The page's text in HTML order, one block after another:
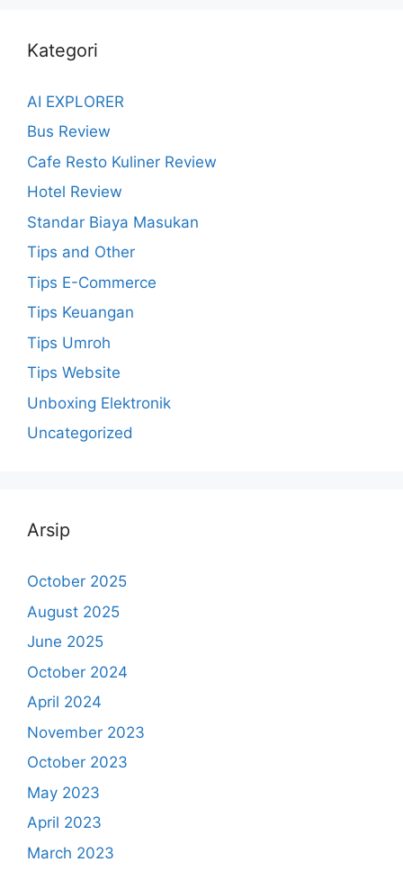
Kategori
AI EXPLORER
Bus Review
Cafe Resto Kuliner Review
Hotel Review
Standar Biaya Masukan
Tips and Other
Tips E-Commerce
Tips Keuangan
Tips Umroh
Tips Website
Unboxing Elektronik
Uncategorized
Arsip
October 2025
August 2025
June 2025
October 2024
April 2024
November 2023
October 2023
May 2023
April 2023
March 2023